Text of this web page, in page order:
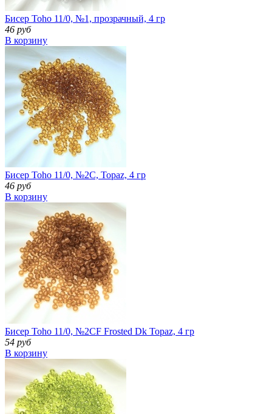
Бисер Toho 11/0, №1, прозрачный, 4 гр
46 руб
В корзину
Бисер Toho 11/0, №2C, Topaz, 4 гр
46 руб
В корзину
Бисер Toho 11/0, №2CF Frosted Dk Topaz, 4 гр
54 руб
В корзину